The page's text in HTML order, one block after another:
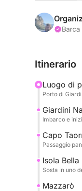
dove il mare
colori
Il tour
acque
Infine si
ricco di
snorkeling,
bello della
Itinerario
Luogo di
Porto di
Giardini
Imbarco e
Capo
Passaggio
Isola Bella
Sosta in uno
Mazzarò